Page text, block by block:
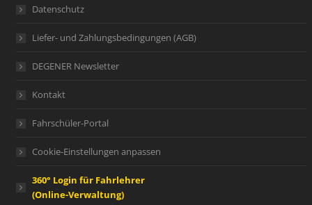
Datenschutz
Liefer- und Zahlungsbedingungen (AGB)
DEGENER Newsletter
Kontakt
Fahrschüler-Portal
Cookie-Einstellungen anpassen
360° Login für Fahrlehrer
(Online-Verwaltung)